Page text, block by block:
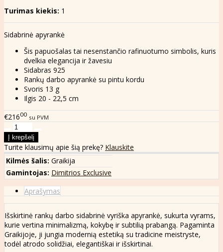
Turimas kiekis: 1
Sidabrinė apyrankė
Šis papuošalas tai nesenstančio rafinuotumo simbolis, kuris
dvelkia elegancija ir žavesiu
Sidabras 925
Rankų darbo apyrankė su pintu kordu
Svoris 13 g
Ilgis 20 - 22,5 cm
€21600 su PVM
Turite klausimų apie šią prekę? Klauskite
Kilmės šalis: Graikija
Gamintojas: Dimitrios Exclusive
Aprašymas
Išskirtinė rankų darbo sidabrinė vyriška apyrankė, sukurta vyrams,
kurie vertina minimalizmą, kokybę ir subtilią prabangą. Pagaminta
Graikijoje, ji jungia modernią estetiką su tradicine meistryste,
todėl atrodo solidžiai, elegantiškai ir išskirtinai.